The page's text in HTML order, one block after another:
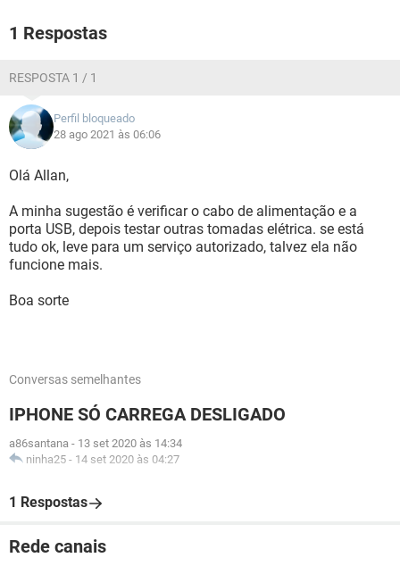
1 Respostas
RESPOSTA 1 / 1
Perfil bloqueado
28 ago 2021 às 06:06
Olá Allan,
A minha sugestão é verificar o cabo de alimentação e a
porta USB, depois testar outras tomadas elétrica. se está
tudo ok, leve para um serviço autorizado, talvez ela não
funcione mais.
Boa sorte
Conversas semelhantes
IPHONE SÓ CARREGA DESLIGADO
a86santana - 13 set 2020 às 14:34
ninha25 - 14 set 2020 às 04:27
1 Respostas
Rede canais